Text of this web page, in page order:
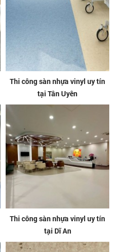
Thi công sàn nhựa vinyl uy tín
tại Tân Uyên
Thi công sàn nhựa vinyl uy tín
tại Dĩ An